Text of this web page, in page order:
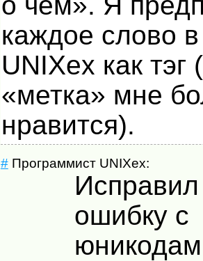
каждое слово в
UNIXex как тэг
«метка» мне
нравится).
#Программист UNIXex:
Исправил
ошибку с